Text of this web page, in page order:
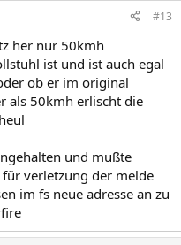
#13
her nur 50kmh
ist und ist auch egal
ob er im original
als 50kmh erlischt die
und mußte
verletzung der melde
im fs neue adresse an zu